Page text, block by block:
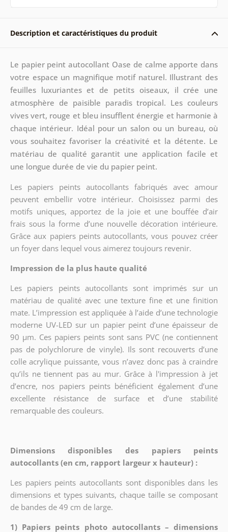
Description et caractéristiques du produit
Le papier peint autocollant Oase de calme apporte dans
votre espace un magnifique motif naturel. Illustrant des
feuilles luxuriantes et de petits oiseaux, il crée une
atmosphère de paisible paradis tropical. Les couleurs
vives vert, rouge et bleu insufflent énergie et harmonie à
chaque intérieur. Idéal pour un salon ou un bureau, où
vous souhaitez favoriser la créativité et la détente. Le
matériau de qualité garantit une application facile et
une longue durée de vie du papier peint.
Les papiers peints autocollants fabriqués avec amour
peuvent embellir votre intérieur. Choisissez parmi des
motifs uniques, apportez de la joie et une bouffée d’air
frais sous la forme d’une nouvelle décoration intérieure.
Grâce aux papiers peints autocollants, vous pouvez créer
un foyer dans lequel vous aimerez toujours revenir.
Impression de la plus haute qualité
Les papiers peints autocollants sont imprimés sur un
matériau de qualité avec une texture fine et une finition
mate. L’impression est appliquée à l’aide d’une technologie
moderne UV-LED sur un papier peint d’une épaisseur de
90 µm. Ces papiers peints sont sans PVC (ne contiennent
pas de polychlorure de vinyle). Ils sont recouverts d’une
colle acrylique puissante, vous n’avez donc pas à craindre
qu’ils ne tiennent pas au mur. Grâce à l'impression à jet
d’encre, nos papiers peints bénéficient également d’une
excellente résistance de surface et d’une stabilité
remarquable des couleurs.
Dimensions disponibles des papiers peints
autocollants (en cm, rapport largeur x hauteur) :
Les papiers peints autocollants sont disponibles dans les
dimensions et types suivants, chaque taille se composant
de bandes de 49 cm de large.
1) Papiers peints photo autocollants – dimensions